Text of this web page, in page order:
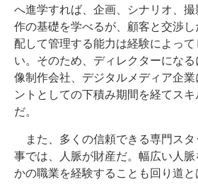
へ進学すれば、企画、シナリオ、撮
作の基礎を学べるが、顧客と交渉
配して管理する能力は経験によっ
い。そのため、ディレクターにな
像制作会社、デジタルメディア企
ントとしての下積み期間を経てス
だ。
また、多くの信頼できる専門スタ
事では、人脈が財産だ。幅広い人
かの職業を経験することも回り道と